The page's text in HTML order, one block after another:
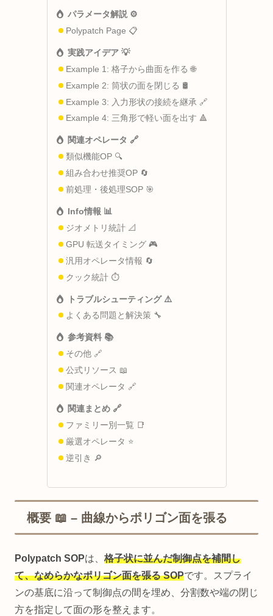
パラメータ解説 ⚙️
Polypatch Page 📋
実践アイデア 💡
Example 1: 格子から曲面を作る 🌐
Example 2: 筒状の面を閉じる 🛢️
Example 3: 入力形状の接続を継承 🔗
Example 4: 三角形で軽い面を出す 🔺
関連オペレータ 🔗
類似機能OP 🔍
組み合わせ推奨OP 🔄
前処理・後処理SOP 🎯
Info情報 📊
ジオメトリ統計 📐
GPU 転送タイミング 🎮
汎用オペレータ情報 🔄
クック統計 ⏱️
トラブルシューティング ⚠️
よくある問題と解決策 🔧
参考資料 📚
その他 🔗
公式リソース 📖
関連オペレータ 🔗
関連まとめ 🔗
ファミリー別一覧 📑
厳選オペレータ ⭐
逆引き 🔎
概要 📖 – 曲線からポリゴン面を張る
Polypatch SOPは、 格子状に並んだ制御点を補間し
て、なめらかなポリゴン面を張る SOPです。スプライ
ンの基底に沿って制御点の間を埋め、分割数や端の閉じ
方を指定して面の形を整えます。